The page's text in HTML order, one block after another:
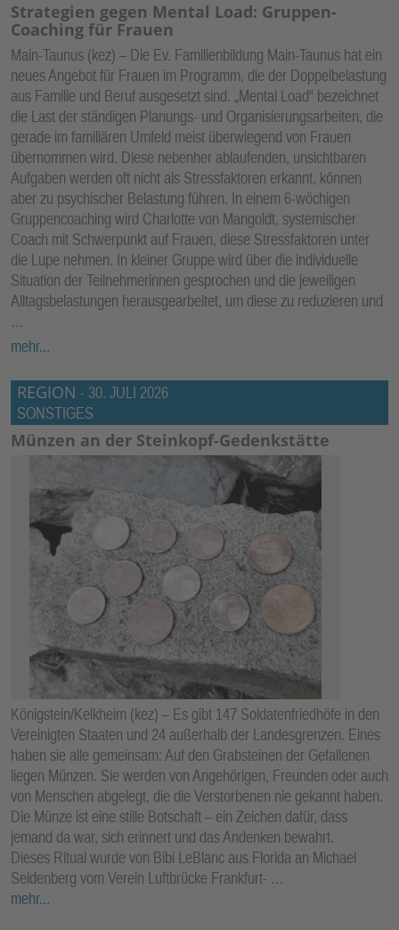
Strategien gegen Mental Load: Gruppen-
Coaching für Frauen
Main-Taunus (kez) – Die Ev. Familienbildung Main-Taunus hat ein
neues Angebot für Frauen im Programm, die der Doppelbelastung
aus Familie und Beruf ausgesetzt sind. „Mental Load“ bezeichnet
die Last der ständigen Planungs- und Organisierungsarbeiten, die
gerade im familiären Umfeld meist überwiegend von Frauen
übernommen wird. Diese nebenher ablaufenden, unsichtbaren
Aufgaben werden oft nicht als Stressfaktoren erkannt, können
aber zu psychischer Belastung führen. In einem 6-wöchigen
Gruppencoaching wird Charlotte von Mangoldt, systemischer
Coach mit Schwerpunkt auf Frauen, diese Stressfaktoren unter
die Lupe nehmen. In kleiner Gruppe wird über die individuelle
Situation der Teilnehmerinnen gesprochen und die jeweiligen
Alltagsbelastungen herausgearbeitet, um diese zu reduzieren und
…
mehr...
REGION - 30. JULI 2026
SONSTIGES
Münzen an der Steinkopf-Gedenkstätte
Königstein/Kelkheim (kez) – Es gibt 147 Soldatenfriedhöfe in den
Vereinigten Staaten und 24 außerhalb der Landesgrenzen. Eines
haben sie alle gemeinsam: Auf den Grabsteinen der Gefallenen
liegen Münzen. Sie werden von Angehörigen, Freunden oder auch
von Menschen abgelegt, die die Verstorbenen nie gekannt haben.
Die Münze ist eine stille Botschaft – ein Zeichen dafür, dass
jemand da war, sich erinnert und das Andenken bewahrt.
Dieses Ritual wurde von Bibi LeBlanc aus Florida an Michael
Seidenberg vom Verein Luftbrücke Frankfurt- …
mehr...